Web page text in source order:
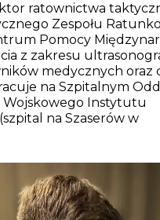
ratownictwa
Zespołu
Pomocy
z zakresu
medycznych oraz
na Szpitalnym
Instytutu
na Szaserów w